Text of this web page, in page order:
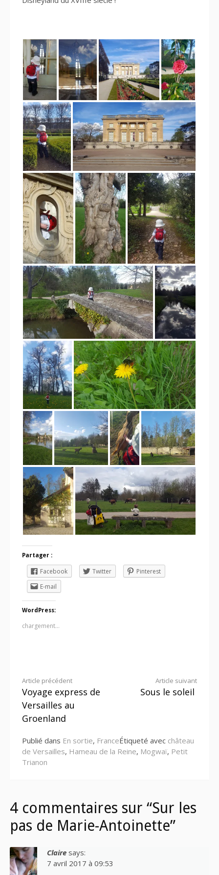
Partager :
Facebook Twitter
Pinterest
E-mail
WordPress:
chargement…
Lire
la
suite
Article précédent
Voyage express de
Versailles au
Groenland
Article suivant
Sous le soleil
Publié dans En sortie, FranceÉtiqueté avec château
de Versailles, Hameau de la Reine, Mogwaï, Petit
Trianon
4 commentaires sur “Sur les
pas de Marie-Antoinette”
Claire says:
7 avril 2017 à 09:53